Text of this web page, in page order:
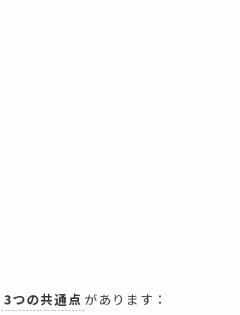
3つの共通点 があります：